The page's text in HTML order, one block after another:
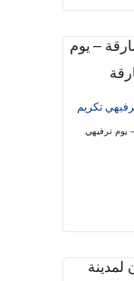
تكريم
يوم ترفيهي